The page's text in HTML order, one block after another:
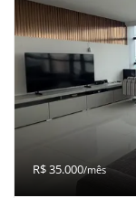
R$ 35.000/mês